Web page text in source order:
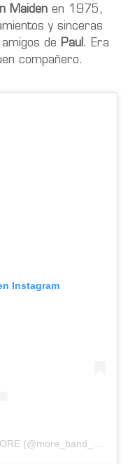
Maiden en 1975,
y sinceras
de Paul. Era
compañero.
Instagram